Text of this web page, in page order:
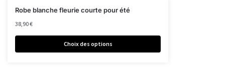
Robe blanche fleurie courte pour été
38,90€
Choix des options